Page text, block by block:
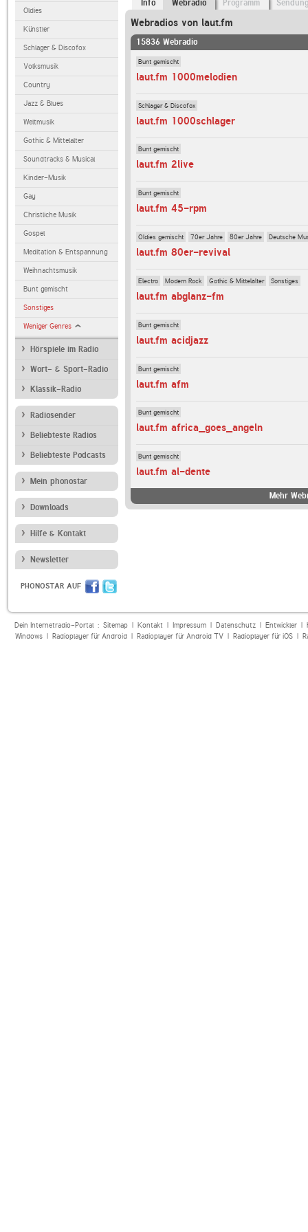
Oldies
Künstler
Schlager & Discofox
Volksmusik
Country
Jazz & Blues
Weltmusik
Gothic & Mittelalter
Soundtracks & Musical
Kinder-Musik
Gay
Christliche Musik
Gospel
Meditation & Entspannung
Weihnachtsmusik
Bunt gemischt
Sonstiges
Weniger Genres
Hörspiele im Radio
Wort- & Sport-Radio
Klassik-Radio
Radiosender
Beliebteste Radios
Beliebteste Podcasts
Mein phonostar
Downloads
Hilfe & Kontakt
Newsletter
PHONOSTAR AUF
Info Webradio Programm
Webradios von laut.fm
15836 Webradio
Bunt gemischt
laut.fm 1000melodien
Schlager & Discofox
laut.fm 1000schlager
Bunt gemischt
laut.fm 2live
Bunt gemischt
laut.fm 45-rpm
Oldies gemischt 70er Jahre 80er Jahre Deutsche
laut.fm 80er-revival
Electro Modern Rock Gothic & Mittelalter Sonstiges
laut.fm abglanz-fm
Bunt gemischt
laut.fm acidjazz
Bunt gemischt
laut.fm afm
Bunt gemischt
laut.fm africa_goes_angeln
Bunt gemischt
laut.fm al-dente
Mehr
Dein Internetradio-Portal : Sitemap| Kontakt| Impressum| Datenschutz| Entwickler|
Windows| Radioplayer für Android| Radioplayer für Android TV| Radioplayer für iOS|